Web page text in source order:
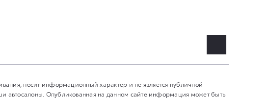
носит информационный характер и не является публичной
Опубликованная на данном сайте информация может быть